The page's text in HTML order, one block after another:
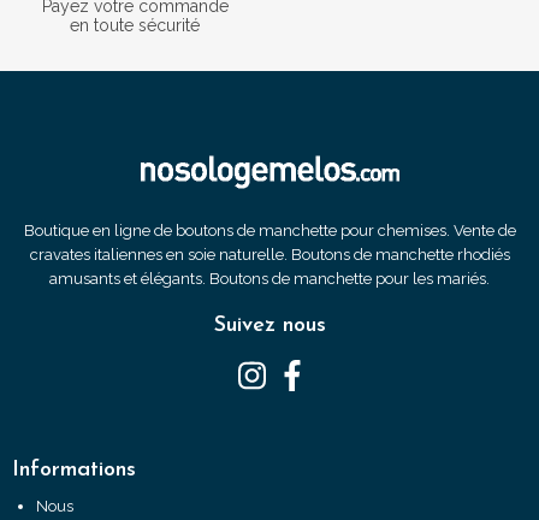
Payez votre commande
en toute sécurité
Boutique en ligne de boutons de manchette pour chemises. Vente de
cravates italiennes en soie naturelle. Boutons de manchette rhodiés
amusants et élégants. Boutons de manchette pour les mariés.
Suivez nous
Informations
Nous